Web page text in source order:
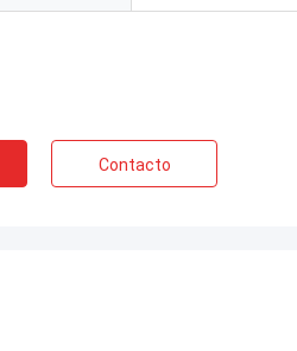
Contacto